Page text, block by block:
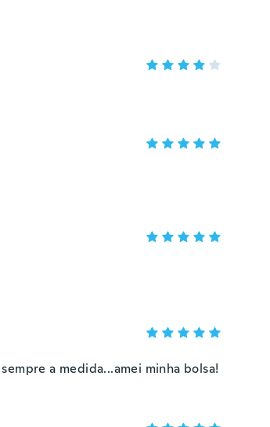
a medida...amei minha bolsa!